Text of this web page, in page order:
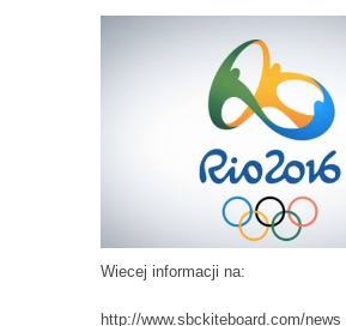
Wiecej informacji na:
http://www.sbckiteboard.com/